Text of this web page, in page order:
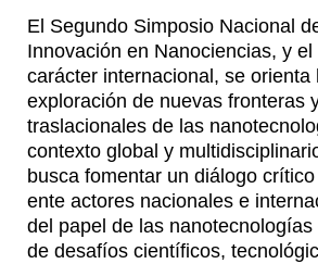
El Segundo Simposio Nacional
Innovación en Nanociencias, y
carácter internacional, se orienta
exploración de nuevas fronteras
traslacionales de las
contexto global y
busca fomentar un diálogo
ente actores nacionales e
del papel de las
de desafíos científicos,